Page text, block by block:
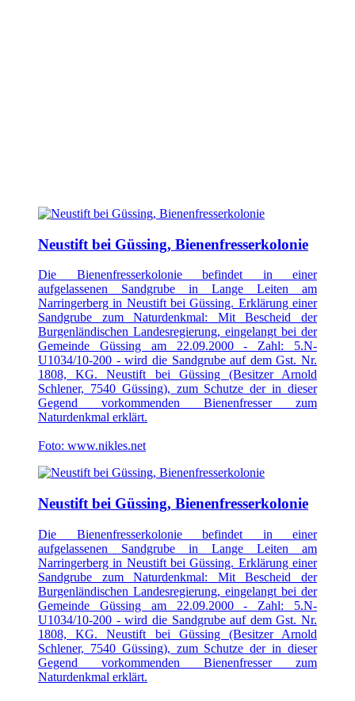
Neustift bei Güssing, Bienenfresserkolonie
Die Bienenfresserkolonie befindet in einer
aufgelassenen Sandgrube in Lange Leiten am
Narringerberg in Neustift bei Güssing. Erklärung einer
Sandgrube zum Naturdenkmal: Mit Bescheid der
Burgenländischen Landesregierung, eingelangt bei der
Gemeinde Güssing am 22.09.2000 - Zahl: 5.N-
U1034/10-200 - wird die Sandgrube auf dem Gst. Nr.
1808, KG. Neustift bei Güssing (Besitzer Arnold
Schlener, 7540 Güssing), zum Schutze der in dieser
Gegend vorkommenden Bienenfresser zum
Naturdenkmal erklärt.
Foto: www.nikles.net
Neustift bei Güssing, Bienenfresserkolonie
Die Bienenfresserkolonie befindet in einer
aufgelassenen Sandgrube in Lange Leiten am
Narringerberg in Neustift bei Güssing. Erklärung einer
Sandgrube zum Naturdenkmal: Mit Bescheid der
Burgenländischen Landesregierung, eingelangt bei der
Gemeinde Güssing am 22.09.2000 - Zahl: 5.N-
U1034/10-200 - wird die Sandgrube auf dem Gst. Nr.
1808, KG. Neustift bei Güssing (Besitzer Arnold
Schlener, 7540 Güssing), zum Schutze der in dieser
Gegend vorkommenden Bienenfresser zum
Naturdenkmal erklärt.